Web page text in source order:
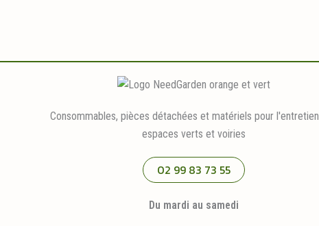
Consommables, pièces détachées et matériels pour
espaces verts et voiries
02 99 83 73 55
Du mardi au samedi